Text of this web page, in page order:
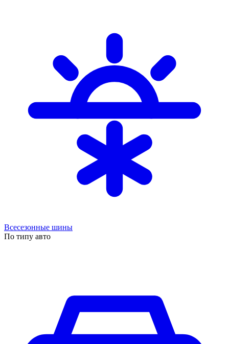
Всесезонные шины
По типу авто